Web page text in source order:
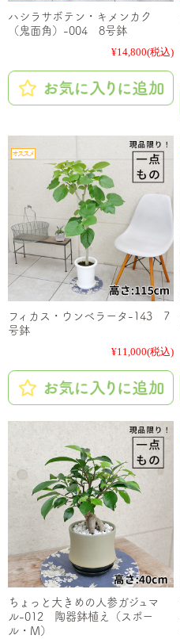
ハシラサボテン・キメンカク
（鬼面角）-004 8号鉢
¥14,800(税込)
フィカス・ウンベラータ-143 7
号鉢
¥11,000(税込)
ちょっと大きめの人参ガジュマ
ル-012 陶器鉢植え（スポー
ル・M）